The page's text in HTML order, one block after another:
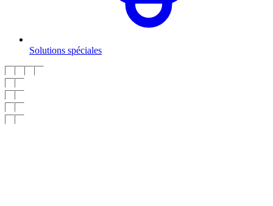
Solutions spéciales